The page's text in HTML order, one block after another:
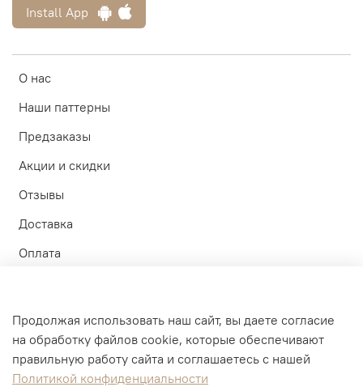
О нас
Наши паттерны
Предзаказы
Акции и скидки
Отзывы
Доставка
Оплата
Личный кабинет
Install App
Продолжая использовать наш сайт, вы даете согласие
на обработку файлов cookie, которые обеспечивают
правильную работу сайта и соглашаетесь с нашей
Политикой конфиденциальности